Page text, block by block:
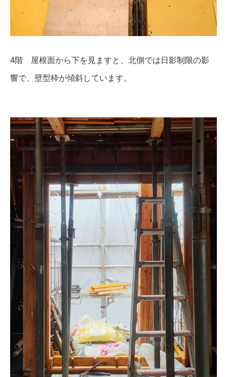
4階 屋根面から下を見ますと、北側では日影制限の影
響で、壁型枠が傾斜しています。